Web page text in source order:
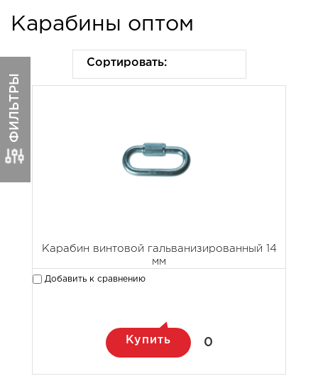
Карабины оптом
ФИЛЬТРЫ
Сортировать:
Карабин винтовой гальванизированный 14
мм
Добавить к сравнению
Купить 0